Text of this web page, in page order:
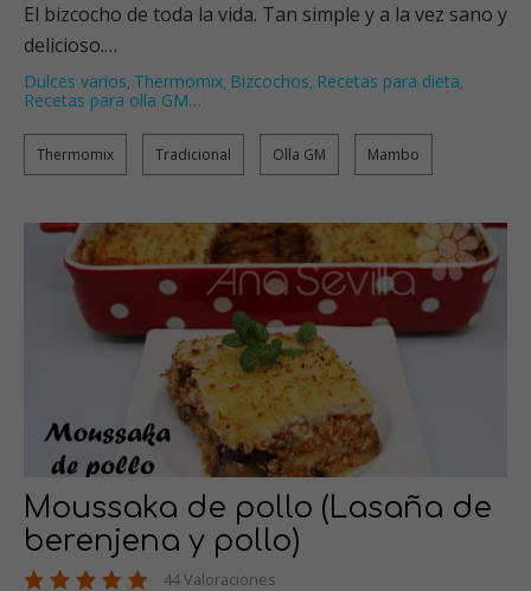
El bizcocho de toda la vida. Tan simple y a la vez sano y
delicioso.…
Dulces varios, Thermomix, Bizcochos, Recetas para dieta,
Recetas para olla GM…
Thermomix Tradicional Olla GM Mambo
Moussaka de pollo (Lasaña de
berenjena y pollo)
44 Valoraciones